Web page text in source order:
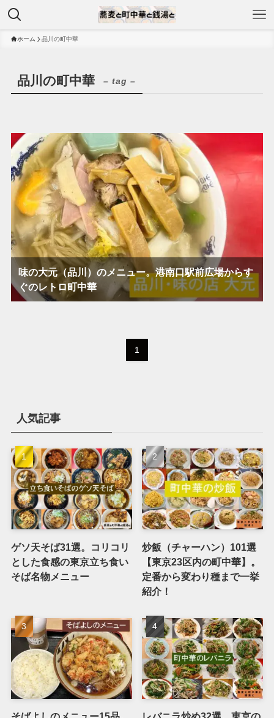
ホーム 品川の町中華
品川の町中華 – tag –
味の大元（品川）のメニュー。港南口駅前広場からす
ぐのレトロ町中華
1
人気記事
ゲソ天そば31選。コリコリ
とした食感の東京立ち食い
そば名物メニュー
炒飯（チャーハン）101選
【東京23区内の町中華】。
定番から変わり種まで一挙
紹介！